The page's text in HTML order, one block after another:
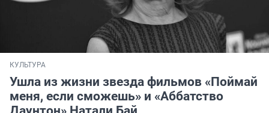
КУЛЬТУРА
Ушла из жизни звезда фильмов «Поймай
меня, если сможешь» и «Аббатство